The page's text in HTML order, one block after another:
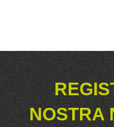
NOSTRA